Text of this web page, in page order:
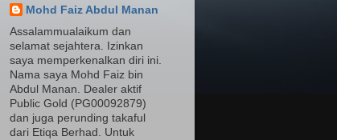
Mohd Faiz Abdul Manan
Assalammualaikum dan
selamat sejahtera. Izinkan
saya memperkenalkan diri ini.
Nama saya Mohd Faiz bin
Abdul Manan. Dealer aktif
Public Gold (PG00092879)
dan juga perunding takaful
dari Etiqa Berhad. Untuk